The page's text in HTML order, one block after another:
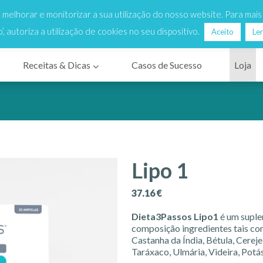
de chamada local - Dias úteis das 9h às 18h
Grátis para Portugal Continental para encomendas a partir
Receitas & Dicas Casos de Sucesso Loja
Lipo 1
37.16€
Dieta3Passos Lipo1 é um
composição ingredientes tais
Castanha da Índia, Bétula,
Taráxaco, Ulmária, Videira,
e monitorizar a sua utilização do nosso website. Para
autoriza a utilização de cookies no seu dispositivo.
Aceito